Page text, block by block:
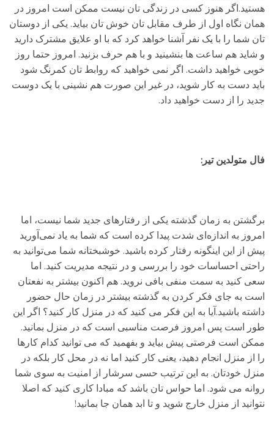
هستید.اگر هنوز کسی در زندگی تان نیست ممکن است امروز در
همان نگاه اول از طرف مقابل تان خوش تان بیاید. یکی از دوستان
تان شما را با یک نفر آشنا خواهد کرد که با او علایق مشترک دارید
و شاید هم ساعت ها بنشینید و با هم حرف بزنید. امروز حتما روز
خوبی خواهید داشت. اگر نمی خواهید که روابط تان کمرنگ شود
باید دست به کار شوید، در غیر این صورت هم نشینی با یک دوست
جدید را از دست خواهید داد.
فال متولدین تیر:
برگشتن به زمان گذشته یکی از رفتارهای جدید شما نیست، اما
امروز به اندازه‌ای شدت پیدا کرده است که شما به یاد نمی‌آورید
پیش از این اینگونه رفتار کرده باشید. خوشبختانه شما می‌توانید به
راحتی احساسات خود را بررسی و در نتیجه مدیریت کنید. اما
سعی کنید به سمت منفی بافی نروید. هم اکنون بیشتر به نفعتان
است به جای فکر کردن به گذشته بیشتر در زمان حال حضور
داشته باشید.آیا به این فکر می کنید که در منزل کار کنید؟ اگر این
طور است پس امروز فرصت مناسبی است که در منزل بمانید.
ممکن است فرصتی پیش بیاید و بفهمید که می توانید کدام کارها
را از منزل انجام دهید، یعنی کار کنید اما نه در محل کار بلکه در
منزل خودتان. به این ترتیب حسی سرشار از امنیت به سوی شما
روانه می شود. اما حواس تان باشد که مبادا کاری کنید که اصلا
نتوانید از منزل خارج شوید و تا ابد همان جا بمانید!